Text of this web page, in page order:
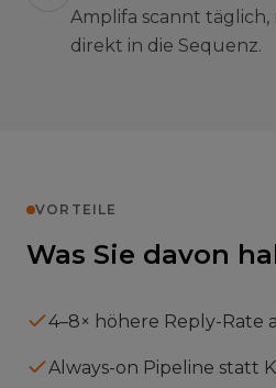
Amplifa scannt
direkt in die Sequenz.
VORTEILE
Was Sie davon
4–8× höhere Reply-Rate
Always-on Pipeline statt